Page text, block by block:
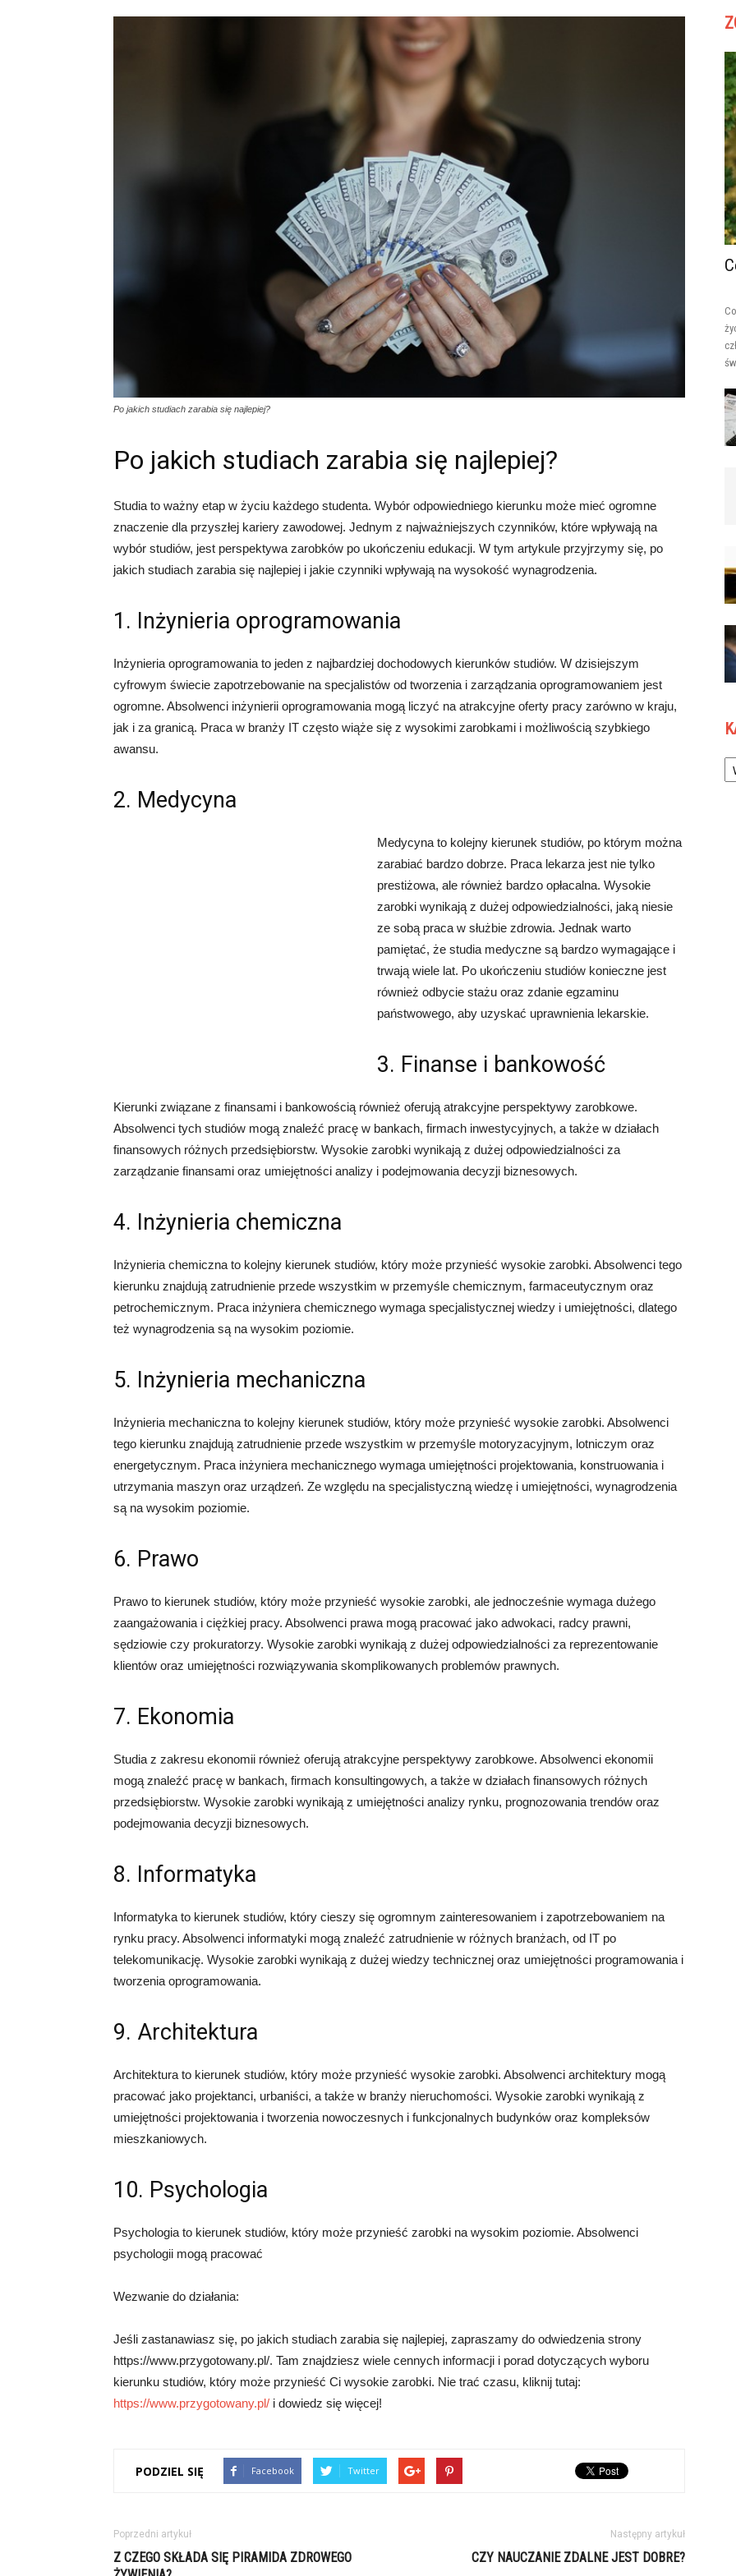
Po jakich studiach zarabia się najlepiej?
Po jakich studiach zarabia się najlepiej?
Studia to ważny etap w życiu każdego studenta. Wybór odpowiedniego kierunku może mieć ogromne
znaczenie dla przyszłej kariery zawodowej. Jednym z najważniejszych czynników, które wpływają na
wybór studiów, jest perspektywa zarobków po ukończeniu edukacji. W tym artykule przyjrzymy się, po
jakich studiach zarabia się najlepiej i jakie czynniki wpływają na wysokość wynagrodzenia.
1. Inżynieria oprogramowania
Inżynieria oprogramowania to jeden z najbardziej dochodowych kierunków studiów. W dzisiejszym
cyfrowym świecie zapotrzebowanie na specjalistów od tworzenia i zarządzania oprogramowaniem jest
ogromne. Absolwenci inżynierii oprogramowania mogą liczyć na atrakcyjne oferty pracy zarówno w kraju,
jak i za granicą. Praca w branży IT często wiąże się z wysokimi zarobkami i możliwością szybkiego
awansu.
2. Medycyna
Medycyna to kolejny kierunek studiów, po którym można
zarabiać bardzo dobrze. Praca lekarza jest nie tylko
prestiżowa, ale również bardzo opłacalna. Wysokie
zarobki wynikają z dużej odpowiedzialności, jaką niesie
ze sobą praca w służbie zdrowia. Jednak warto
pamiętać, że studia medyczne są bardzo wymagające i
trwają wiele lat. Po ukończeniu studiów konieczne jest
również odbycie stażu oraz zdanie egzaminu
państwowego, aby uzyskać uprawnienia lekarskie.
3. Finanse i bankowość
Kierunki związane z finansami i bankowością również oferują atrakcyjne perspektywy zarobkowe.
Absolwenci tych studiów mogą znaleźć pracę w bankach, firmach inwestycyjnych, a także w działach
finansowych różnych przedsiębiorstw. Wysokie zarobki wynikają z dużej odpowiedzialności za
zarządzanie finansami oraz umiejętności analizy i podejmowania decyzji biznesowych.
4. Inżynieria chemiczna
Inżynieria chemiczna to kolejny kierunek studiów, który może przynieść wysokie zarobki. Absolwenci tego
kierunku znajdują zatrudnienie przede wszystkim w przemyśle chemicznym, farmaceutycznym oraz
petrochemicznym. Praca inżyniera chemicznego wymaga specjalistycznej wiedzy i umiejętności, dlatego
też wynagrodzenia są na wysokim poziomie.
5. Inżynieria mechaniczna
Inżynieria mechaniczna to kolejny kierunek studiów, który może przynieść wysokie zarobki. Absolwenci
tego kierunku znajdują zatrudnienie przede wszystkim w przemyśle motoryzacyjnym, lotniczym oraz
energetycznym. Praca inżyniera mechanicznego wymaga umiejętności projektowania, konstruowania i
utrzymania maszyn oraz urządzeń. Ze względu na specjalistyczną wiedzę i umiejętności, wynagrodzenia
są na wysokim poziomie.
6. Prawo
Prawo to kierunek studiów, który może przynieść wysokie zarobki, ale jednocześnie wymaga dużego
zaangażowania i ciężkiej pracy. Absolwenci prawa mogą pracować jako adwokaci, radcy prawni,
sędziowie czy prokuratorzy. Wysokie zarobki wynikają z dużej odpowiedzialności za reprezentowanie
klientów oraz umiejętności rozwiązywania skomplikowanych problemów prawnych.
7. Ekonomia
Studia z zakresu ekonomii również oferują atrakcyjne perspektywy zarobkowe. Absolwenci ekonomii
mogą znaleźć pracę w bankach, firmach konsultingowych, a także w działach finansowych różnych
przedsiębiorstw. Wysokie zarobki wynikają z umiejętności analizy rynku, prognozowania trendów oraz
podejmowania decyzji biznesowych.
8. Informatyka
Informatyka to kierunek studiów, który cieszy się ogromnym zainteresowaniem i zapotrzebowaniem na
rynku pracy. Absolwenci informatyki mogą znaleźć zatrudnienie w różnych branżach, od IT po
telekomunikację. Wysokie zarobki wynikają z dużej wiedzy technicznej oraz umiejętności programowania i
tworzenia oprogramowania.
9. Architektura
Architektura to kierunek studiów, który może przynieść wysokie zarobki. Absolwenci architektury mogą
pracować jako projektanci, urbaniści, a także w branży nieruchomości. Wysokie zarobki wynikają z
umiejętności projektowania i tworzenia nowoczesnych i funkcjonalnych budynków oraz kompleksów
mieszkaniowych.
10. Psychologia
Psychologia to kierunek studiów, który może przynieść zarobki na wysokim poziomie. Absolwenci
psychologii mogą pracować
Wezwanie do działania:
Jeśli zastanawiasz się, po jakich studiach zarabia się najlepiej, zapraszamy do odwiedzenia strony
https://www.przygotowany.pl/. Tam znajdziesz wiele cennych informacji i porad dotyczących wyboru
kierunku studiów, który może przynieść Ci wysokie zarobki. Nie trać czasu, kliknij tutaj:
https://www.przygotowany.pl/ i dowiedz się więcej!
PODZIEL SIĘ Facebook Twitter
Poprzedni artykuł
Z CZEGO SKŁADA SIĘ PIRAMIDA ZDROWEGO
Następny artykuł
CZY NAUCZANIE ZDALNE JEST DOBRE?